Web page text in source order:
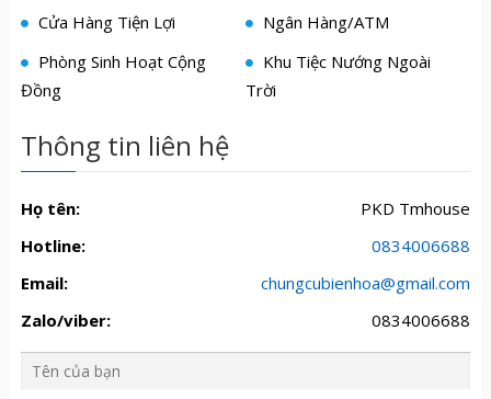
Cửa Hàng Tiện Lợi
Ngân Hàng/ATM
Phòng Sinh Hoạt Cộng
Đồng
Khu Tiệc Nướng Ngoài
Trời
Thông tin liên hệ
Họ tên:
PKD Tmhouse
Hotline:
0834006688
Email:
chungcubienhoa@gmail.com
Zalo/viber:
0834006688